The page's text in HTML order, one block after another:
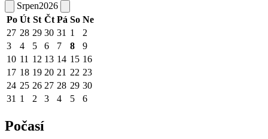
Srpen2026
Po Út St Čt Pá So Ne
27 28 29 30 31 1
2
3
4 5 6 7 8
9
10 11 12 13 14 15 16
17 18 19 20 21 22 23
24 25 26 27 28 29 30
31 1 2 3 4 5 6
Počasí